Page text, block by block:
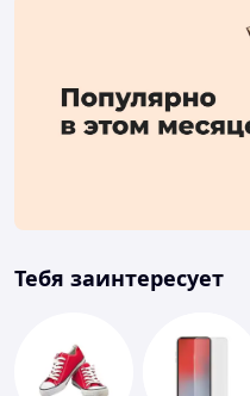
Тебя заинтересует